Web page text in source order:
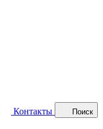
Контакты Поиск